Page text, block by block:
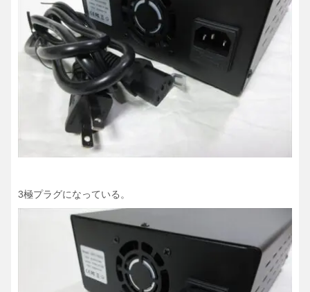
3極プラグになっている。